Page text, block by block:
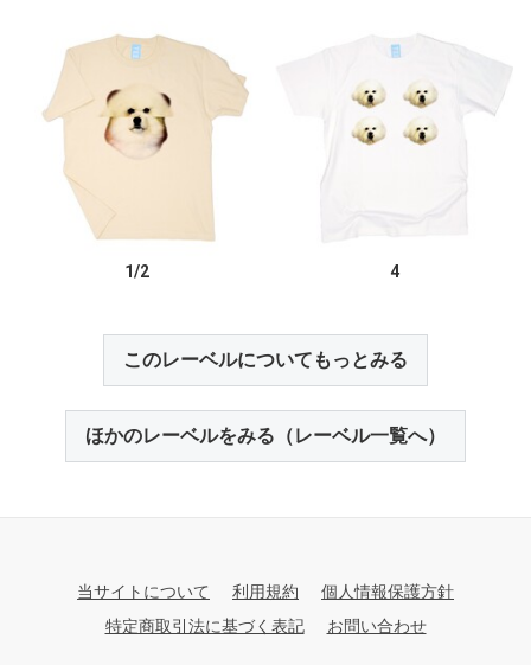
1/2 4
このレーベルについてもっとみる
ほかのレーベルをみる（レーベル一覧へ）
当サイトについて 利用規約
個人情報保護方針
特定商取引法に基づく表記
お問い合わせ